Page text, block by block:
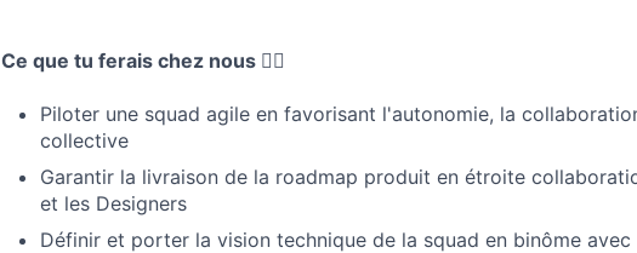
Ce que tu ferais chez nous 👇🏼
Piloter une squad agile en favorisant l'autonomie, la
collective
Garantir la livraison de la roadmap produit en étroite
et les Designers
Définir et porter la vision technique de la squad en binôme avec